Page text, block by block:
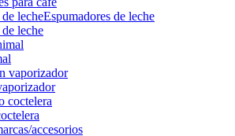
Espumadores de leche